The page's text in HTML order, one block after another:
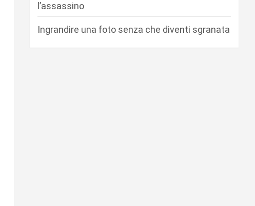
l’assassino
Ingrandire una foto senza che diventi sgranata